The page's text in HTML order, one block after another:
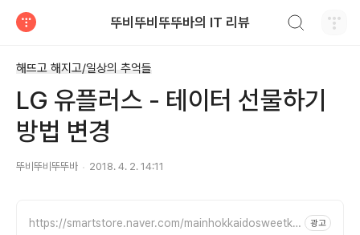
뚜비뚜비뚜뚜바의 IT 리뷰
해뜨고 해지고/일상의 추억들
LG 유플러스 - 테이터 선물하기
방법 변경
뚜비뚜비뚜뚜바 2018. 4. 2. 14:11
https://smartstore.naver.com/mainhokkaidosweetko
광고